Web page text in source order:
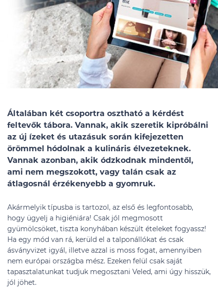
Általában két csoportra osztható a kérdést
feltevők tábora. Vannak, akik szeretik kipróbálni
az új ízeket és utazásuk során kifejezetten
örömmel hódolnak a kulináris élvezeteknek.
Vannak azonban, akik ódzkodnak mindentől,
ami nem megszokott, vagy talán csak az
átlagosnál érzékenyebb a gyomruk.
Akármelyik típusba is tartozol, az első és legfontosabb,
hogy ügyelj a higiéniára! Csak jól megmosott
gyümölcsöket, tiszta konyhában készült ételeket fogyassz!
Ha egy mód van rá, kerüld el a talponállókat és csak
ásványvizet igyál, illetve azzal is moss fogat, amennyiben
nem európai országba mész. Ezeken felül csak saját
tapasztalatunkat tudjuk megosztani Veled, ami úgy hisszük,
jól jöhet.